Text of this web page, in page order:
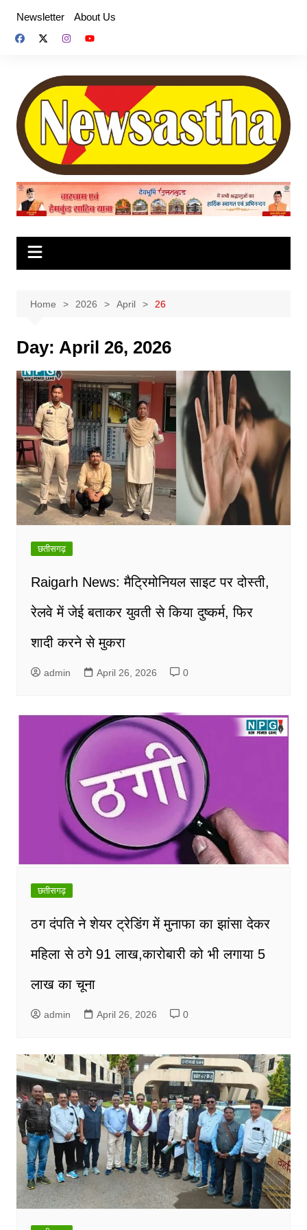
content
Newsletter About Us
Home 2026 April 26
Day: April 26, 2026
छतीसगढ़
Raigarh News: मैट्रिमोनियल साइट पर दोस्ती,
रेलवे में जेई बताकर युवती से किया दुष्कर्म, फिर
शादी करने से मुकरा
admin April 26, 2026 0
छतीसगढ़
ठग दंपति ने शेयर ट्रेडिंग में मुनाफा का झांसा देकर
महिला से ठगे 91 लाख,कारोबारी को भी लगाया 5
लाख का चूना
admin April 26, 2026 0